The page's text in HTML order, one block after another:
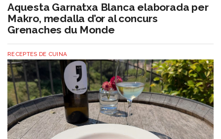
Aquesta Garnatxa Blanca elaborada per
Makro, medalla d’or al concurs
Grenaches du Monde
RECEPTES DE CUINA